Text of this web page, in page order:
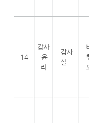
14
감사
·윤
리
감사
실